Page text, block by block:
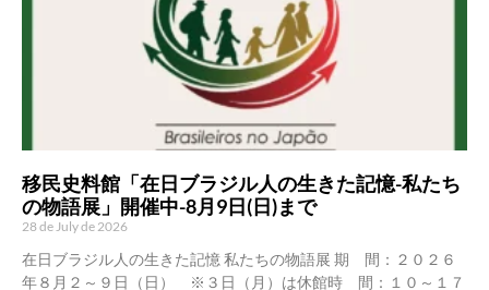
移民史料館「在日ブラジル人の生きた記憶-私たち
の物語展」開催中-8月9日(日)まで
28 de July de 2026
在日ブラジル人の生きた記憶 私たちの物語展 期 間：２０２６
年８月２～９日（日） ※３日（月）は休館時 間：１０～１７